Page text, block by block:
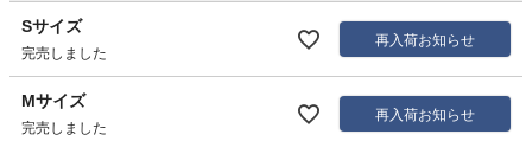
Sサイズ
完売しました
再入荷お知らせ
Mサイズ
完売しました
再入荷お知らせ